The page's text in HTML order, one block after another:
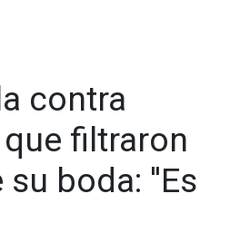
contra
filtraron
boda: ''Es